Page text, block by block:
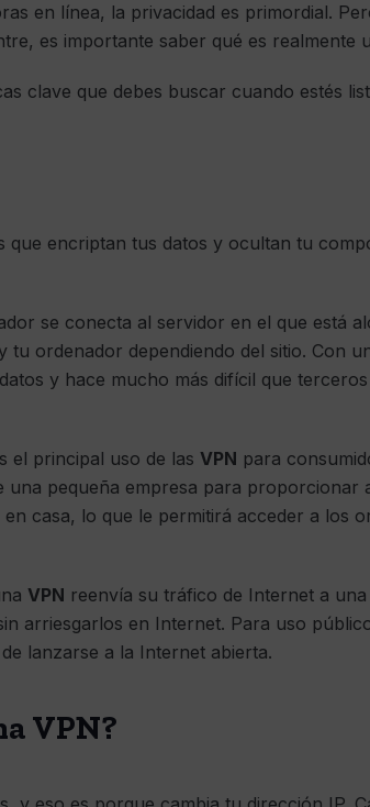
en línea, la privacidad es primordial.
es importante saber qué es realmente
clave que debes buscar cuando estés
que encriptan tus datos y ocultan tu
se conecta al servidor en el que está
tu ordenador dependiendo del sitio. Con
y hace mucho más difícil que
el principal uso de las VPN para
una pequeña empresa para proporcionar
en casa, lo que le permitirá acceder a los
VPN reenvía su tráfico de Internet a
arriesgarlos en Internet. Para uso
lanzarse a la Internet abierta.
VPN?